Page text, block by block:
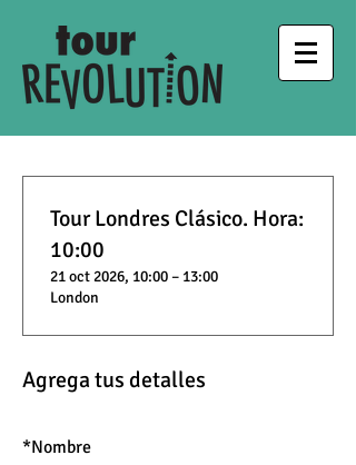
Agrega tus detalles
*Nombre
Tour Londres Clásico. Hora:
10:00
21 oct 2026, 10:00 – 13:00
London